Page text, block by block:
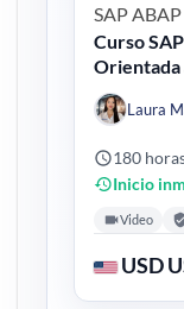
SAP ABAP
Curso
Orientada
Laura
180
Inicio
Video
USD